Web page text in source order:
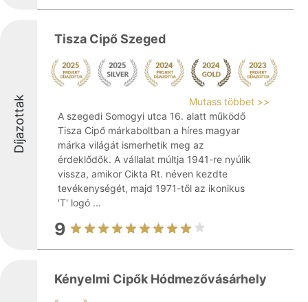
Díjazottak
Tisza Cipő Szeged
Mutass többet >>
A szegedi Somogyi utca 16. alatt működő
Tisza Cipő márkaboltban a híres magyar
márka világát ismerhetik meg az
érdeklődők. A vállalat múltja 1941-re nyúlik
vissza, amikor Cikta Rt. néven kezdte
tevékenységét, majd 1971-től az ikonikus
'T' logó ...
9
Kényelmi Cipők Hódmezővásárhely